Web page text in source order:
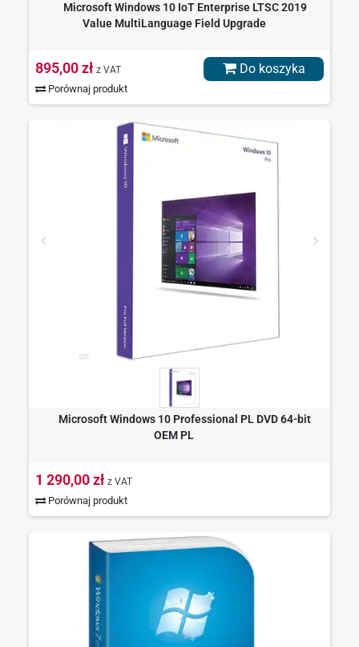
Microsoft Windows 10 IoT Enterprise LTSC 2019
Value MultiLanguage Field Upgrade
895,00 zł z VAT
Porównaj produkt
Do koszyka
Microsoft Windows 10 Professional PL DVD 64-bit
OEM PL
1 290,00 zł z VAT
Porównaj produkt